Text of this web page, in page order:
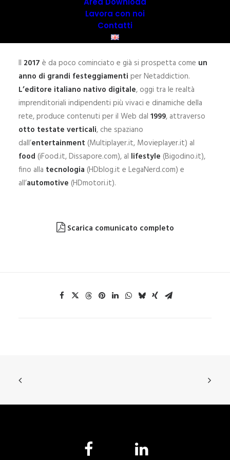
Lavora con noi
Contatti
Il 2017 è da poco cominciato e già si prospetta come un
anno di grandi festeggiamenti per Netaddiction.
L’editore italiano nativo digitale, oggi tra le realtà
imprenditoriali indipendenti più vivaci e dinamiche della
rete, produce contenuti per il Web dal 1999, attraverso
otto testate verticali, che spaziano
dall’entertainment (Multiplayer.it, Movieplayer.it) al
food (iFood.it, Dissapore.com), al lifestyle (Bigodino.it),
fino alla tecnologia (HDblog.it e LegaNerd.com) e
all’automotive (HDmotori.it).
Scarica comunicato completo